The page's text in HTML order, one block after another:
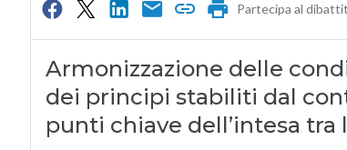
Partecipa al
Armonizzazione delle
dei principi stabiliti dal
punti chiave dell’intesa